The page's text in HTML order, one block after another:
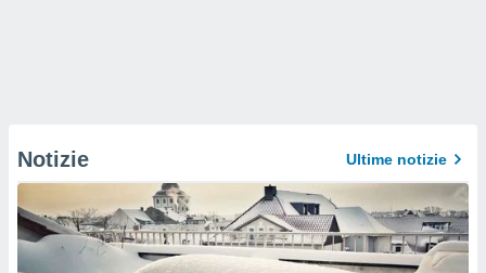
Notizie Ultime notizie